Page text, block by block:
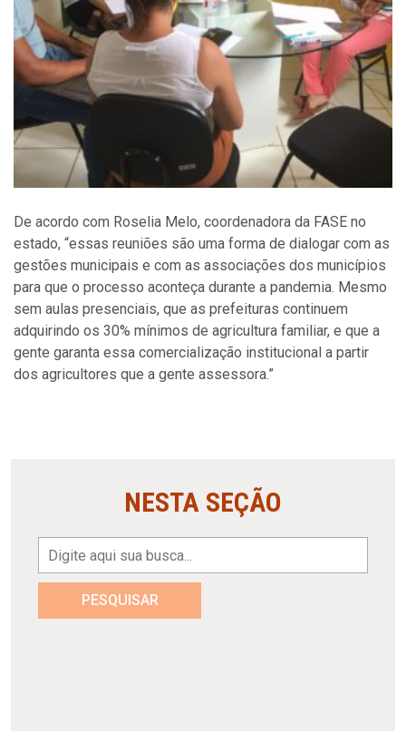
De acordo com Roselia Melo, coordenadora da FASE no
estado, “essas reuniões são uma forma de dialogar com as
gestões municipais e com as associações dos municípios
para que o processo aconteça durante a pandemia. Mesmo
sem aulas presenciais, que as prefeituras continuem
adquirindo os 30% mínimos de agricultura familiar, e que a
gente garanta essa comercialização institucional a partir
dos agricultores que a gente assessora.”
NESTA SEÇÃO
PESQUISAR